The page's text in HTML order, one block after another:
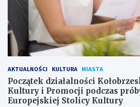
AKTUALNOŚCI KULTURA MIASTA
Początek działalności
Kultury i Promocji podczas
Europejskiej Stolicy Kultury